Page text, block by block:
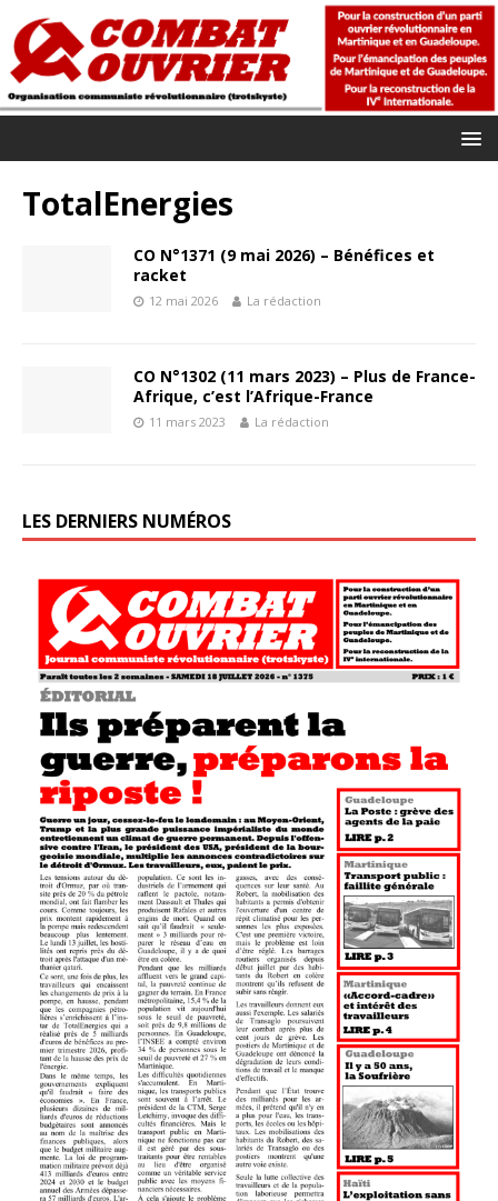
TotalEnergies
CO N°1371 (9 mai 2026) – Bénéfices et
racket
12 mai 2026 La rédaction
CO N°1302 (11 mars 2023) – Plus de France-
Afrique, c’est l’Afrique-France
11 mars 2023 La rédaction
LES DERNIERS NUMÉROS